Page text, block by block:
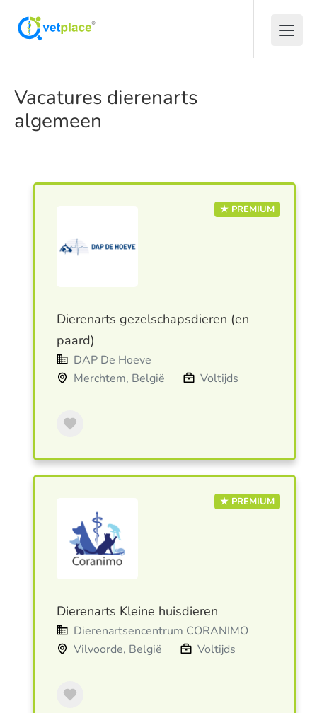
Vacatures dierenarts
algemeen
★ PREMIUM
Dierenarts gezelschapsdieren (en
paard)
DAP De Hoeve
Merchtem, België
Voltijds
★ PREMIUM
Dierenarts Kleine huisdieren
Dierenartsencentrum CORANIMO
Vilvoorde, België
Voltijds